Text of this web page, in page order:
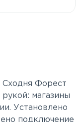
Сходня Форест
магазины
Установлено
подключение